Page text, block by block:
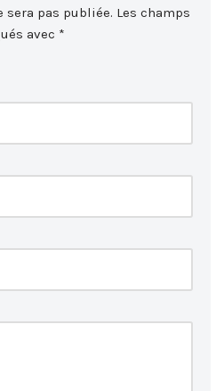
sera pas publiée. Les champs
avec *